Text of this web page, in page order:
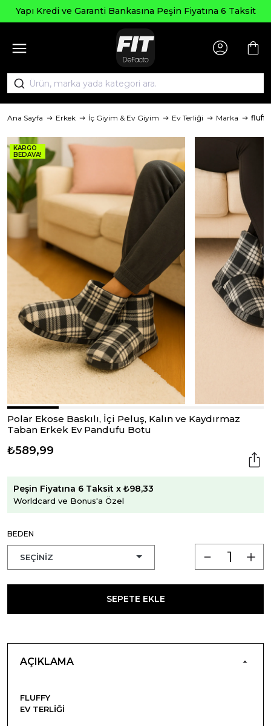
Yapı Kredi ve Garanti Bankasına Peşin Fiyatına 6 Taksit
Ana Sayfa Erkek İç Giyim & Ev Giyim Ev Terliği Marka fluffy
KARGO
BEDAVA!
Polar Ekose Baskılı, İçi Peluş, Kalın ve Kaydırmaz
Taban Erkek Ev Pandufu Botu
₺589,99
Peşin Fiyatına 6 Taksit x ₺98,33
Worldcard ve Bonus'a Özel
BEDEN
SEPETE EKLE
AÇIKLAMA
FLUFFY
EV TERLIĞI